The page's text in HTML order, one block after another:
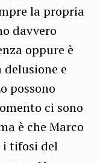
la propria
davvero
oppure è
e
possono
ci sono
è che Marco
i tifosi del